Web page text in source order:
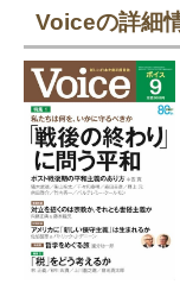
Voiceの詳細